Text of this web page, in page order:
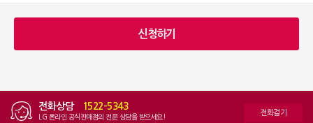
전화상담 1522-5343
LG 온라인 공식판매점의 전문 상담을 받으세요! 전화걸기